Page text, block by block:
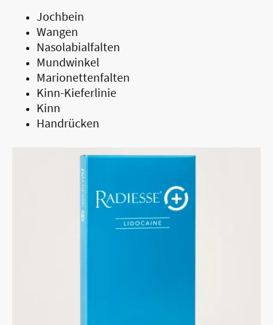
Jochbein
Wangen
Nasolabialfalten
Mundwinkel
Marionettenfalten
Kinn-Kieferlinie
Kinn
Handrücken